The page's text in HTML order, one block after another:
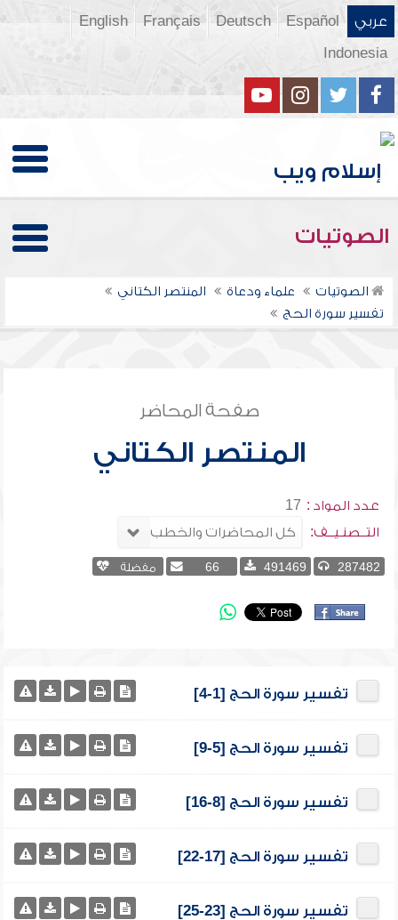
عربي Español
Deutsch
Français
English
Indonesia
الصوتيات
الصوتيات علماء ودعاة
المنتصر الكتاني
تفسير سورة الحج
صفحة المحاضر
المنتصر الكتاني
عدد المواد : 17
التــصنـيــف:
287482
491469
66 مفضلة
تفسير سورة الحج [1-4]
تفسير سورة الحج [5-9]
تفسير سورة الحج [8-16]
تفسير سورة الحج [17-22]
تفسير سورة الحج [23-25]